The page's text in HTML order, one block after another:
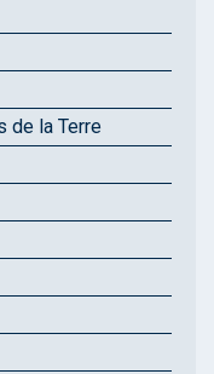
de la Terre